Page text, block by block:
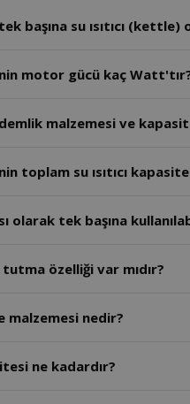
başına su ısıtıcı
motor gücü kaç
malzemesi ve
toplam su ısıtıcı
olarak tek başına
özelliği var mıdır?
malzemesi nedir?
ne kadardır?